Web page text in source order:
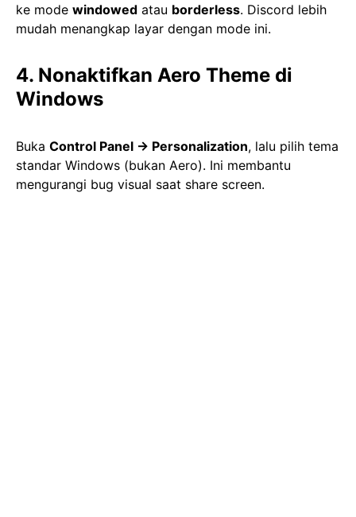
ke mode windowed atau borderless. Discord lebih
mudah menangkap layar dengan mode ini.
4. Nonaktifkan Aero Theme di
Windows
Buka Control Panel → Personalization, lalu pilih tema
standar Windows (bukan Aero). Ini membantu
mengurangi bug visual saat share screen.